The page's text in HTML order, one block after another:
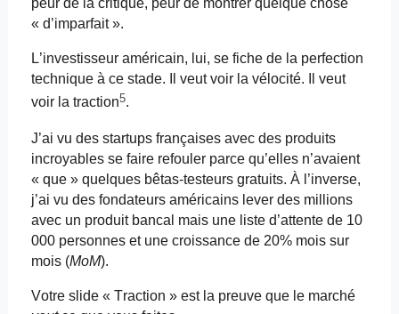
peur de la critique, peur de montrer quelque chose
« d’imparfait ».
L’investisseur américain, lui, se fiche de la perfection
technique à ce stade. Il veut voir la vélocité. Il veut
voir la traction5.
J’ai vu des startups françaises avec des produits
incroyables se faire refouler parce qu’elles n’avaient
« que » quelques bêtas-testeursgratuits. À l’inverse,
j’ai vu des fondateurs américains lever des millions
avec un produit bancal mais une liste d’attente de 10
000 personnes et une croissance de 20% mois sur
mois (MoM).
Votre slide « Traction » est la preuve que le marché